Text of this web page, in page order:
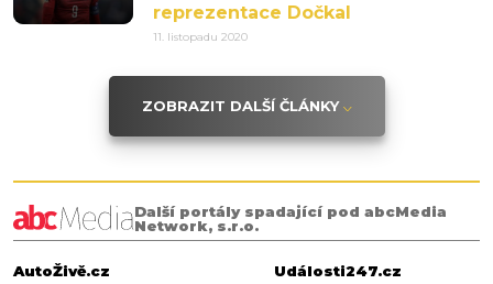
reprezentace Dočkal
11. listopadu 2020
ZOBRAZIT DALŠÍ ČLÁNKY
Další portály spadající pod abcMedia
Network, s.r.o.
AutoŽivě.cz
Události247.cz